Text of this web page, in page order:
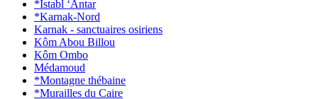
*Istabl ‘Antar
*Karnak-Nord
Karnak - sanctuaires osiriens
Kôm Abou Billou
Kôm Ombo
Médamoud
*Montagne thébaine
*Murailles du Caire